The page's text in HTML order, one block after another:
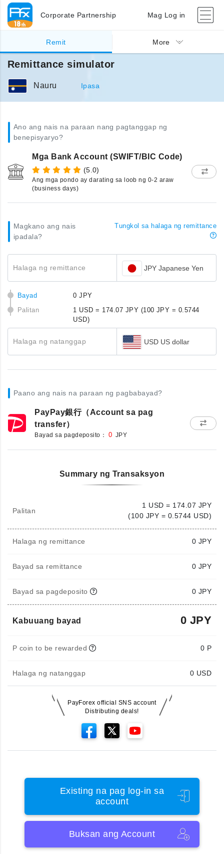
Corporate Partnership Mag Log in
Remit More
Remittance simulator
Nauru Ipasa
Ano ang nais na paraan nang pagtanggap ng
benepisyaryo?
Mga Bank Account (SWIFT/BIC Code)
(5.0)
Ang mga pondo ay darating sa loob ng 0-2 araw
(business days)
Magkano ang nais
ipadala?
Tungkol sa halaga ng remittance
Halaga ng remittance JPY Japanese Yen
Bayad
0 JPY
Palitan
1 USD = 174.07 JPY (100 JPY = 0.5744
USD)
Halaga ng natanggap USD US dollar
Paano ang nais na paraan ng pagbabayad?
PayPay銀行（Account sa pag
transfer）
Bayad sa pagdeposito： 0 JPY
Summary ng Transaksyon
Palitan
1 USD = 174.07 JPY
(100 JPY = 0.5744 USD)
Halaga ng remittance 0 JPY
Bayad sa remittance 0 JPY
Bayad sa pagdeposito 0 JPY
Kabuuang bayad 0 JPY
P coin to be rewarded 0 P
Halaga ng natanggap 0 USD
PayForex official SNS account
Distributing deals!
Existing na pag log-in sa
account
Buksan ang Account